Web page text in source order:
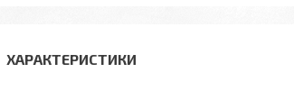
ХАРАКТЕРИСТИКИ